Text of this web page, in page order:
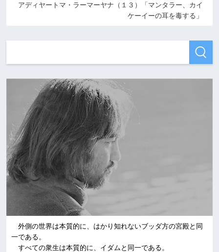
アディヤートマ・ラーマーヤナ（１３）「マンタラー、カイ
ケーイーの耳を毒する」
外側の世界は本質的に、はかり知れないブッダ方の宮殿と同
一である。
すべての衆生は本質的に、イダムと同一である。